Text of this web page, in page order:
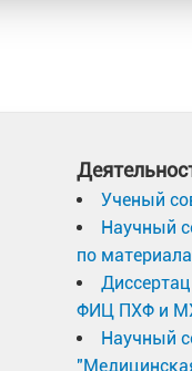
Ученый
Научный
по
ФИЦ ПХФ и
Научный